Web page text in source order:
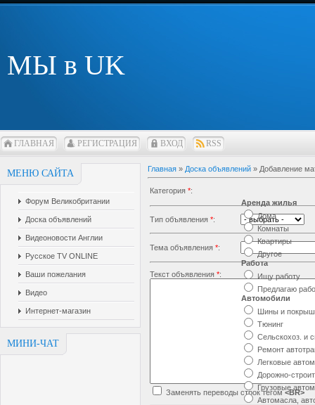
МЫ в UK
ГЛАВНАЯ РЕГИСТРАЦИЯ ВХОД RSS
МЕНЮ САЙТА
Форум Великобритании
Доска объявлений
Видеоновости Англии
Русское TV ONLINE
Ваши пожелания
Видео
Интернет-магазин
МИНИ-ЧАТ
Главная » Доска объявлений » Добавление
Категория *:
Аренда жилья
Дома
Комнаты
Квартиры
Другое
Работа
Ищу работу
Предлагаю
Автомобили
Шины и
Тюнинг
Сельскохоз. и
Ремонт
Легковые
Дорожно-
Грузовые
Автомасла,
Тип объявления *:
Тема объявления *:
Текст объявления *:
Заменять переводы строк тегом<BR>